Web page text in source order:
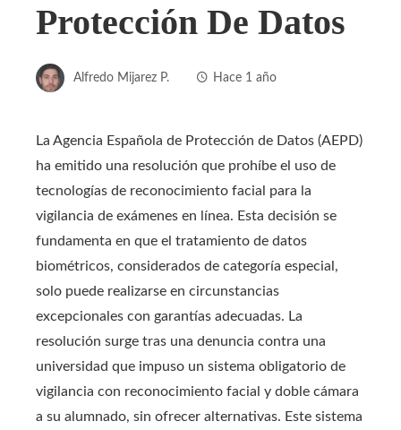
Protección De Datos
Alfredo Mijarez P. Hace 1 año
La Agencia Española de Protección de Datos (AEPD)
ha emitido una resolución que prohíbe el uso de
tecnologías de reconocimiento facial para la
vigilancia de exámenes en línea. Esta decisión se
fundamenta en que el tratamiento de datos
biométricos, considerados de categoría especial,
solo puede realizarse en circunstancias
excepcionales con garantías adecuadas. La
resolución surge tras una denuncia contra una
universidad que impuso un sistema obligatorio de
vigilancia con reconocimiento facial y doble cámara
a su alumnado, sin ofrecer alternativas. Este sistema